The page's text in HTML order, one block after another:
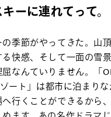
ーに連れてって。
季節がやってきた。山
快感、そして一面の雪
なんていりません。「
ート」は都市に泊まり
行くことができるから